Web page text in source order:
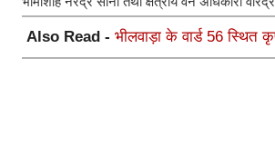
Also Read - भीलवाड़ा के वार्ड 56